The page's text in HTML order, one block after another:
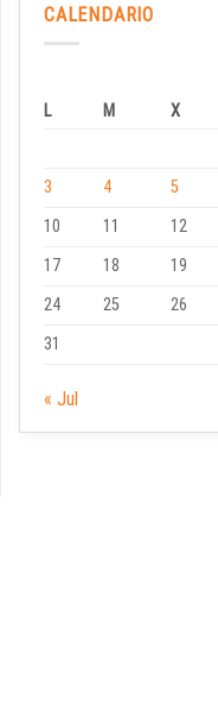
CALENDARIO
L M X
3
4 5
10
11 12
17
18 19
24
25 26
31
« Jul